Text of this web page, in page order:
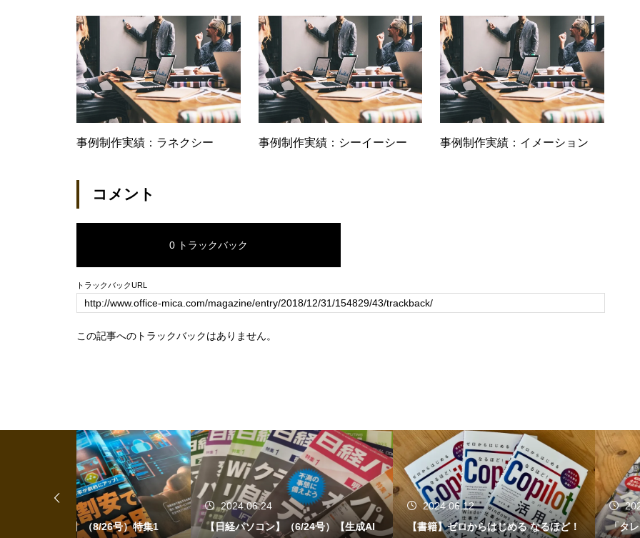
D HAシステムを採用
事例制作実績：ラネクシー 事例制作実績：シーイーシー 事例制作実績：イメーション
コメント
0 トラックバック
トラックバックURL
この記事へのトラックバックはありません。
2024.06.24
【日経パソコン】（6/24号）【生成AI
2024.06.12
【書籍】ゼロからはじめる なるほど！
2024.06.04
「タレントパワーランキング